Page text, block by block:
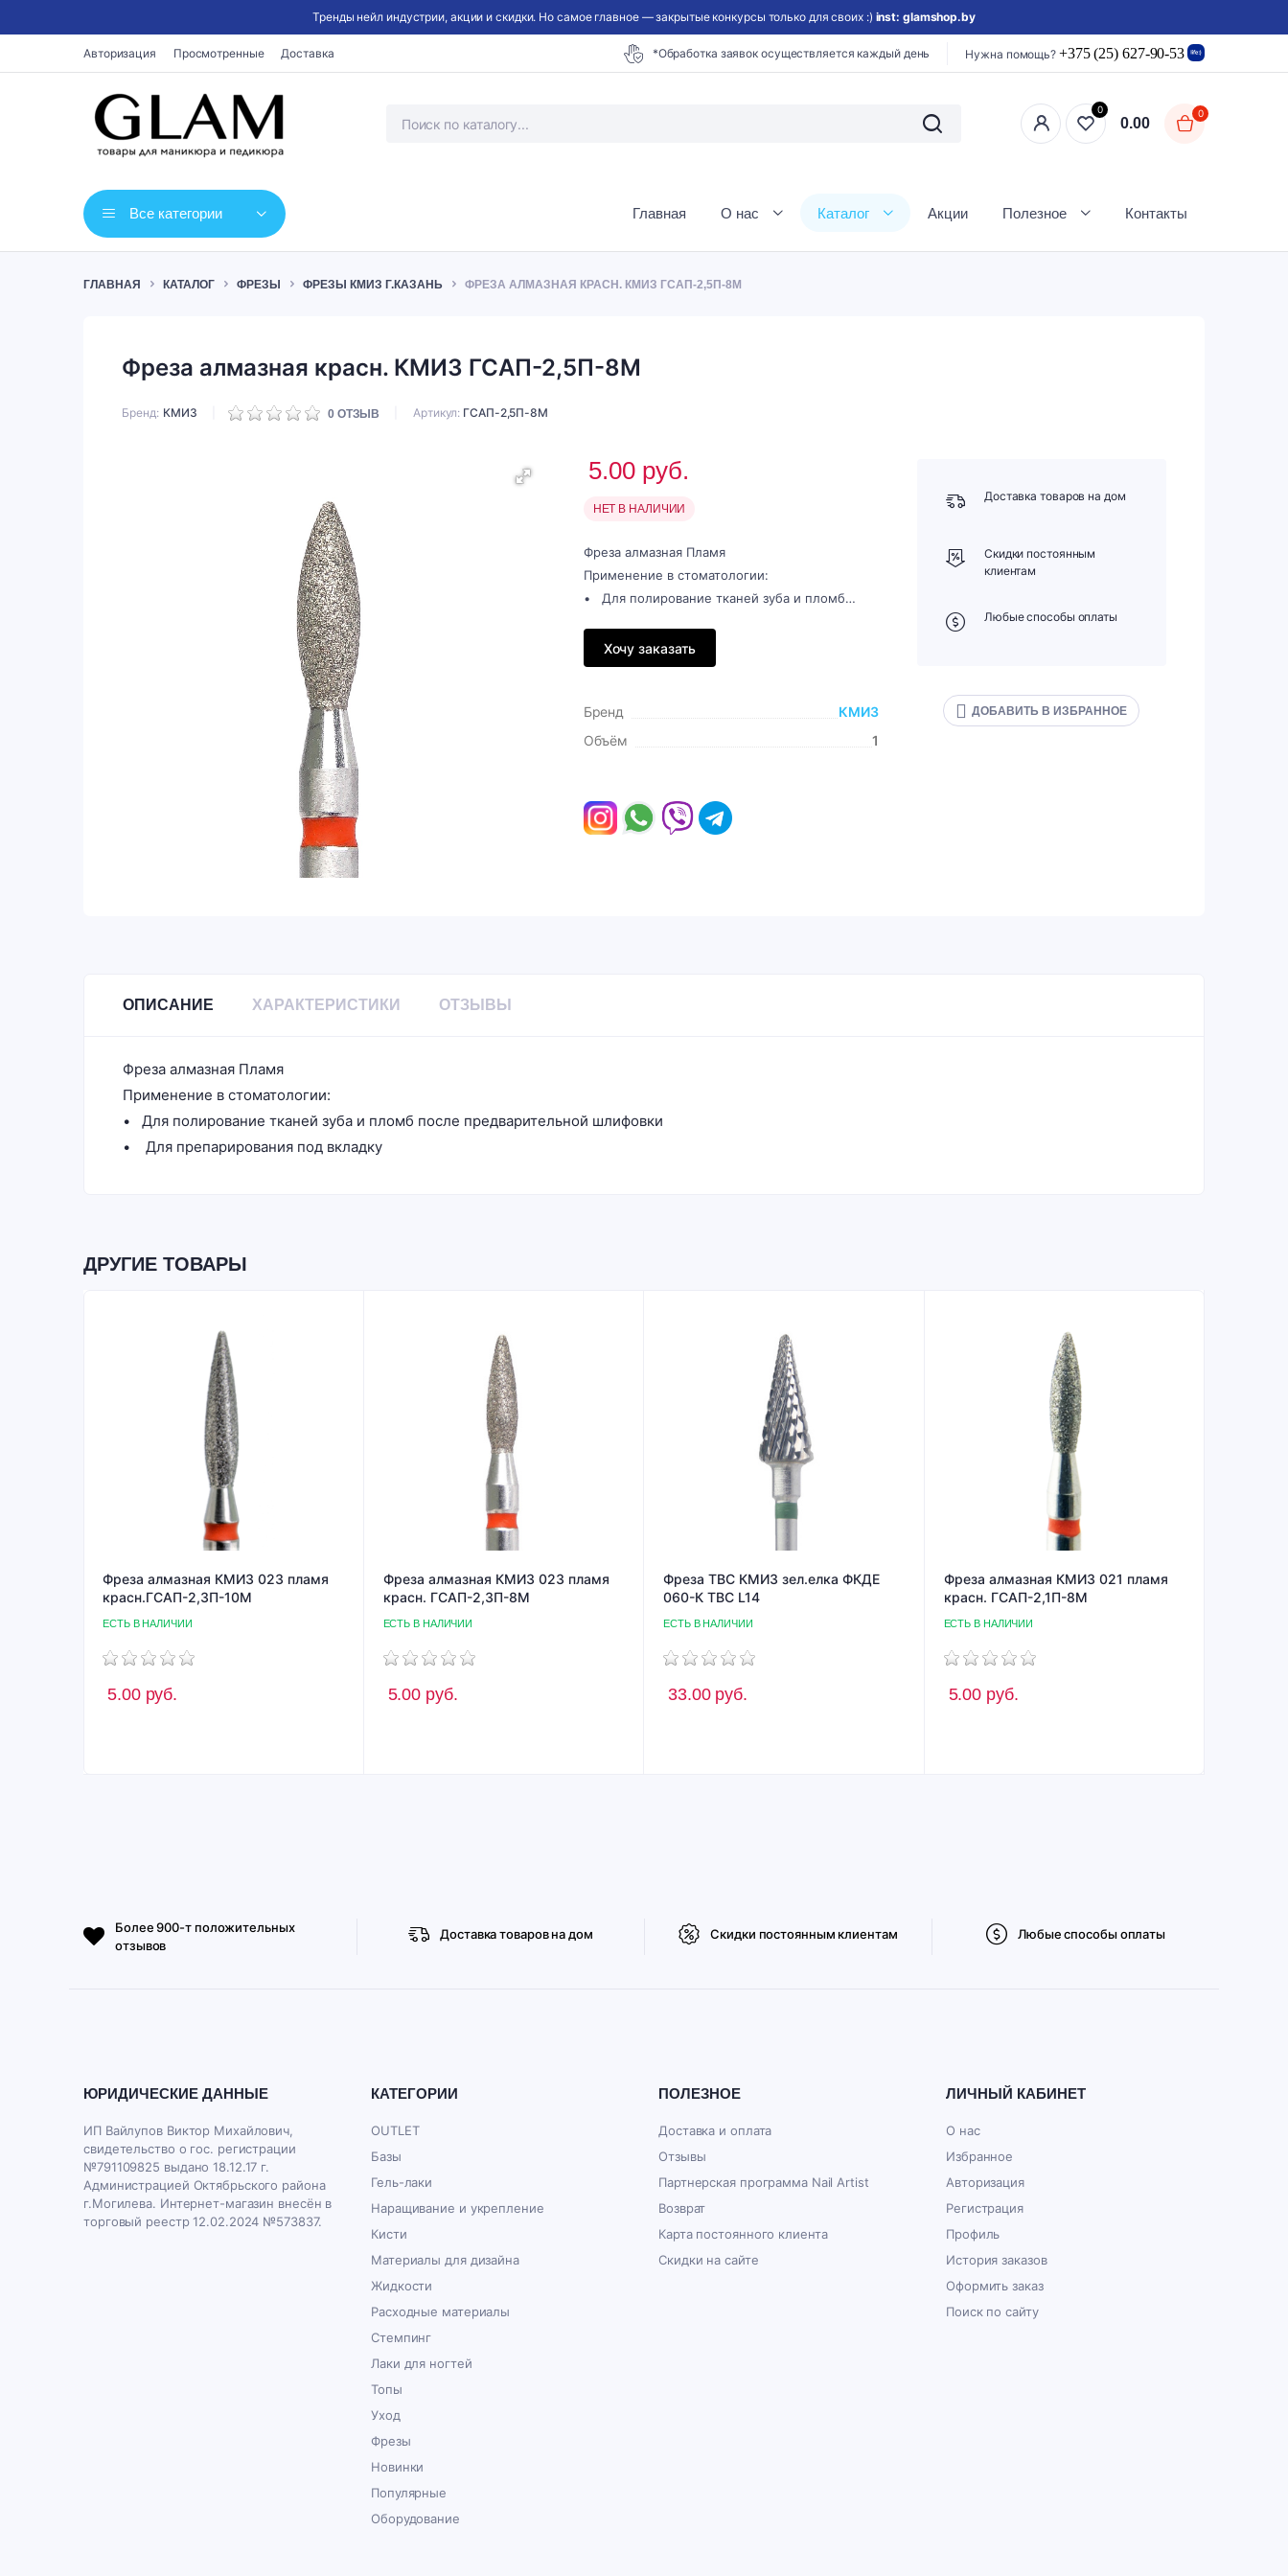
Тренды нейл индустрии, акции и скидки. Но самое главное — закрытые конкурсы только для своих :) inst: glamshop.by
Авторизация Просмотренные Доставка *Обработка заявок осуществляется каждый день Нужна помощь? +375 (25) 627-90-53
0
0.00
0
Все категории Главная О нас Каталог Акции Полезное Контакты
ГЛАВНАЯ КАТАЛОГ ФРЕЗЫ ФРЕЗЫ КМИЗ Г.КАЗАНЬ ФРЕЗА АЛМАЗНАЯ КРАСН. КМИЗ ГСАП-2,5П-8М
Фреза алмазная красн. КМИЗ ГСАП-2,5П-8М
Бренд КМИЗ 0ОТЗЫВ Артикул: ГСАП-2,5П-8М
5.00 руб.
НЕТ В НАЛИЧИИ
Фреза алмазная Пламя
Применение в стоматологии:
• Для полирование тканей зуба и пломб…
Хочу заказать
Бренд
КМИЗ
Объём
1
Доставка товаров на дом
Скидки постоянным
клиентам
Любые способы оплаты
ДОБАВИТЬ В ИЗБРАННОЕ
ОПИСАНИЕ ХАРАКТЕРИСТИКИ ОТЗЫВЫ
Фреза алмазная Пламя
Применение в стоматологии:
• Для полирование тканей зуба и пломб после предварительной шлифовки
• Для препарирования под вкладку
ДРУГИЕ ТОВАРЫ
Фреза алмазная КМИЗ 023 пламя
красн.ГСАП-2,3П-10М
ЕСТЬ В НАЛИЧИИ
5.00 руб.
Фреза алмазная КМИЗ 023 пламя
красн. ГСАП-2,3П-8М
ЕСТЬ В НАЛИЧИИ
5.00 руб.
Фреза ТВС КМИЗ зел.елка ФКДЕ
060-К ТВС L14
ЕСТЬ В НАЛИЧИИ
33.00 руб.
Фреза алмазная КМИЗ 021 пламя
красн. ГСАП-2,1П-8М
ЕСТЬ В НАЛИЧИИ
5.00 руб.
Более 900-т положительных
отзывов
Доставка товаров на дом Скидки постоянным клиентам Любые способы оплаты
ЮРИДИЧЕСКИЕ ДАННЫЕ
ИП Вайлупов Виктор Михайлович,
свидетельство о гос. регистрации
№791109825 выдано 18.12.17 г.
Администрацией Октябрьского района
г.Могилева. Интернет-магазин внесён в
торговый реестр 12.02.2024 №573837.
КАТЕГОРИИ
OUTLET
Базы
Гель-лаки
Наращивание и укрепление
Кисти
Материалы для дизайна
Жидкости
Расходные материалы
Стемпинг
Лаки для ногтей
Топы
Уход
Фрезы
Новинки
Популярные
Оборудование
ПОЛЕЗНОЕ
Доставка и оплата
Отзывы
Партнерская программа Nail Artist
Возврат
Карта постоянного клиента
Скидки на сайте
ЛИЧНЫЙ КАБИНЕТ
О нас
Избранное
Авторизация
Регистрация
Профиль
История заказов
Оформить заказ
Поиск по сайту